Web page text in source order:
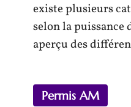
existe plusieurs
selon la puissance
aperçu des
Permis AM